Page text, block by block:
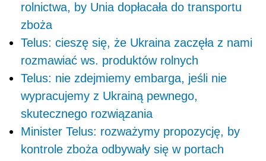
rolnictwa, by Unia dopłacała do transportu
zboża
Telus: cieszę się, że Ukraina zaczęła z nami
rozmawiać ws. produktów rolnych
Telus: nie zdejmiemy embarga, jeśli nie
wypracujemy z Ukrainą pewnego,
skutecznego rozwiązania
Minister Telus: rozważymy propozycję, by
kontrole zboża odbywały się w portach